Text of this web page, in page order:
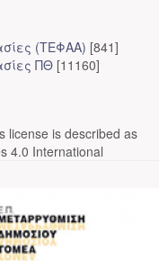
(ΤΕΦΑΑ) [841]
ΠΘ [11160]
license is described as
4.0 International